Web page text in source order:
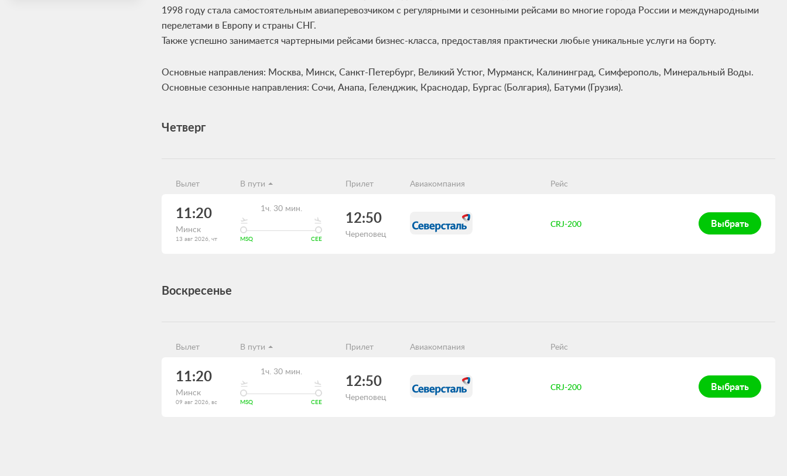
1998 году стала самостоятельным авиаперевозчиком с регулярными и сезонными рейсами во многие города России и международными
перелетами в Европу и страны СНГ.
Также успешно занимается чартерными рейсами бизнес-класса, предоставляя практически любые уникальные услуги на борту.
Основные направления: Москва, Минск, Санкт-Петербург, Великий Устюг, Мурманск, Калининград, Симферополь, Минеральный Воды.
Основные сезонные направления: Сочи, Анапа, Геленджик, Краснодар, Бургас (Болгария), Батуми (Грузия).
Четверг
Вылет В пути Прилет Авиакомпания Рейс
11:20
Минск
13 авг 2026, чт
1ч. 30 мин.
MSQ CEE
12:50
Череповец
CRJ-200 Выбрать
Воскресенье
Вылет В пути Прилет Авиакомпания Рейс
11:20
Минск
09 авг 2026, вс
1ч. 30 мин.
MSQ CEE
12:50
Череповец
CRJ-200 Выбрать